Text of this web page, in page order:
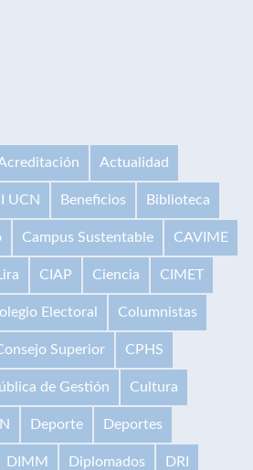
Actualidad
UCN Beneficios Biblioteca
Campus Sustentable CAVIME
CIAP Ciencia CIMET
Electoral Columnistas
Superior CPHS
de Gestión Cultura
Deporte Deportes
DIMM Diplomados DRI